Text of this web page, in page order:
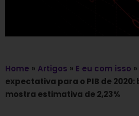
Home » Artigos » E eu com isso »
expectativa para o PIB de 2020:
mostra estimativa de 2,23%